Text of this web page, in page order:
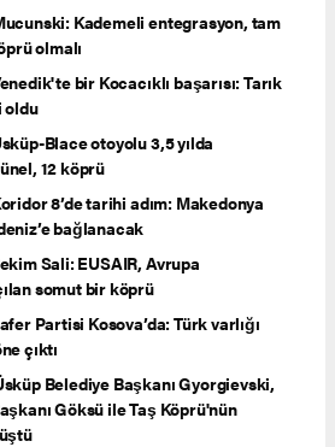
Kademeli entegrasyon, tam
olmalı
bir Kocacıklı başarısı: Tarık
oldu
Blace otoyolu 3,5 yılda
12 köprü
8’de tarihi adım: Makedonya
bağlanacak
Sali: EUSAIR, Avrupa
somut bir köprü
Partisi Kosova’da: Türk varlığı
çıktı
Belediye Başkanı Gyorgievski,
Göksü ile Taş Köprü'nün